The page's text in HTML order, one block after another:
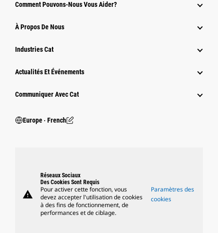
Comment Pouvons-Nous Vous Aider?
À Propos De Nous
Industries Cat
Actualités Et Événements
Communiquer Avec Cat
Europe ‧ French
warning
Réseaux Sociaux
Des Cookies Sont Requis
Pour activer cette fonction, vous
devez accepter l'utilisation de cookies
à des fins de fonctionnement, de
performances et de ciblage.
Paramètres des
cookies